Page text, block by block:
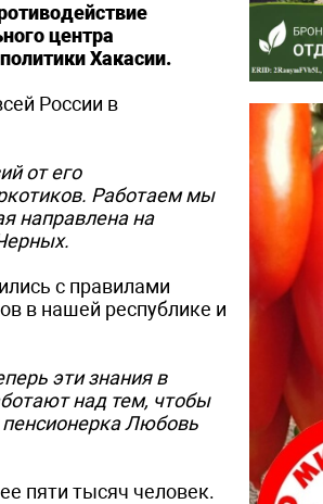
центра
Хакасии.
России в
от его
Работаем мы
направлена на
с правилами
в нашей республике и
эти знания в
над тем, чтобы
Любовь
пяти тысяч человек.